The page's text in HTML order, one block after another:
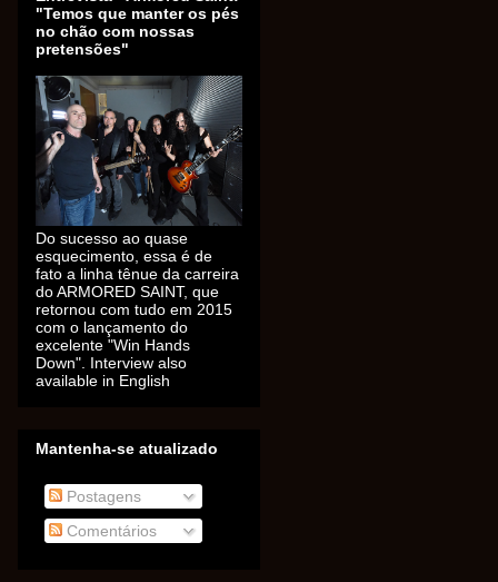
"Temos que manter os pés
no chão com nossas
pretensões"
Do sucesso ao quase
esquecimento, essa é de
fato a linha tênue da carreira
do ARMORED SAINT, que
retornou com tudo em 2015
com o lançamento do
excelente "Win Hands
Down". Interview also
available in English
Mantenha-se atualizado
Postagens
Comentários